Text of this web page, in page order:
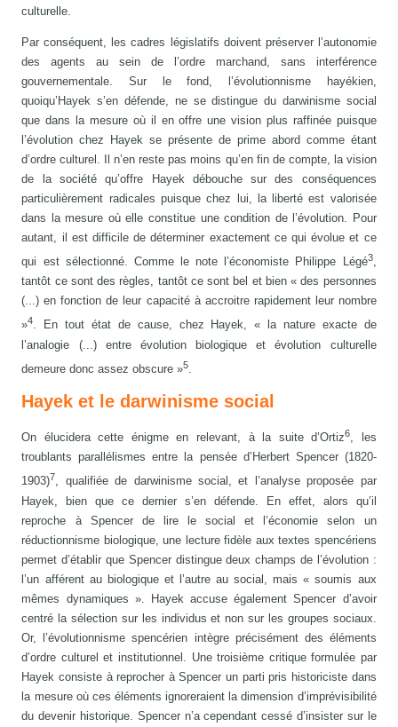
culturelle.
Par conséquent, les cadres législatifs doivent préserver l’autonomie
des agents au sein de l’ordre marchand, sans interférence
gouvernementale. Sur le fond, l’évolutionnisme hayékien,
quoiqu’Hayek s’en défende, ne se distingue du darwinisme social
que dans la mesure où il en offre une vision plus raffinée puisque
l’évolution chez Hayek se présente de prime abord comme étant
d’ordre culturel. Il n’en reste pas moins qu’en fin de compte, la vision
de la société qu’offre Hayek débouche sur des conséquences
particulièrement radicales puisque chez lui, la liberté est valorisée
dans la mesure où elle constitue une condition de l’évolution. Pour
autant, il est difficile de déterminer exactement ce qui évolue et ce
qui est sélectionné. Comme le note l’économiste Philippe Légé3,
tantôt ce sont des règles, tantôt ce sont bel et bien « des personnes
(...) en fonction de leur capacité à accroitre rapidement leur nombre
»4. En tout état de cause, chez Hayek, « la nature exacte de
l’analogie (...) entre évolution biologique et évolution culturelle
demeure donc assez obscure »5.
Hayek et le darwinisme social
On élucidera cette énigme en relevant, à la suite d’Ortiz6, les
troublants parallélismes entre la pensée d’Herbert Spencer (1820-
1903)7, qualifiée de darwinisme social, et l’analyse proposée par
Hayek, bien que ce dernier s’en défende. En effet, alors qu’il
reproche à Spencer de lire le social et l’économie selon un
réductionnisme biologique, une lecture fidèle aux textes spencériens
permet d’établir que Spencer distingue deux champs de l’évolution :
l’un afférent au biologique et l’autre au social, mais « soumis aux
mêmes dynamiques ». Hayek accuse également Spencer d’avoir
centré la sélection sur les individus et non sur les groupes sociaux.
Or, l’évolutionnisme spencérien intègre précisément des éléments
d’ordre culturel et institutionnel. Une troisième critique formulée par
Hayek consiste à reprocher à Spencer un parti pris historiciste dans
la mesure où ces éléments ignoreraient la dimension d’imprévisibilité
du devenir historique. Spencer n’a cependant cessé d’insister sur le